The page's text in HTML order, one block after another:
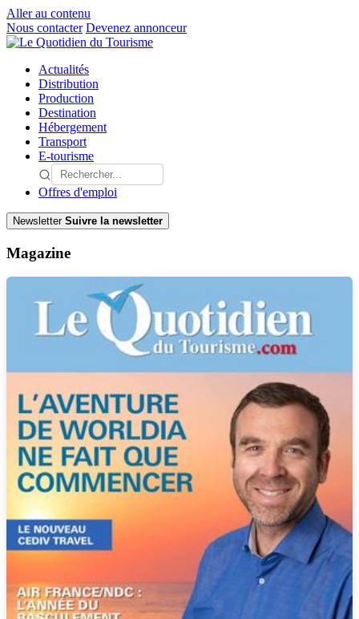
Aller au contenu
Nous contacter Devenez annonceur
Actualités
Distribution
Production
Destination
Hébergement
Transport
E-tourisme
Offres d'emploi
Newsletter Suivre la newsletter
Magazine